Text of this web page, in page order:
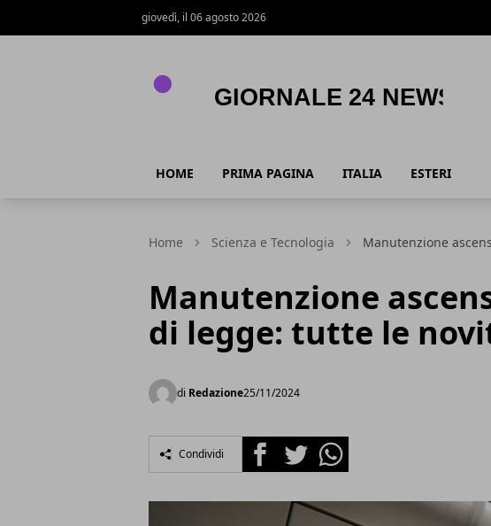
giovedì, il 06 agosto 2026
HOME PRIMA PAGINA ITALIA ESTERI
Home Scienza e Tecnologia Manutenzione
Manutenzione
di legge: tutte le
di Redazione25/11/2024
Condividi FacebookTwitterWhatsapp